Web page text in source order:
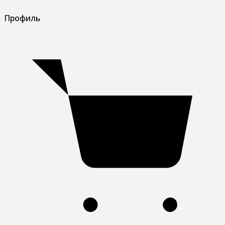
Профиль